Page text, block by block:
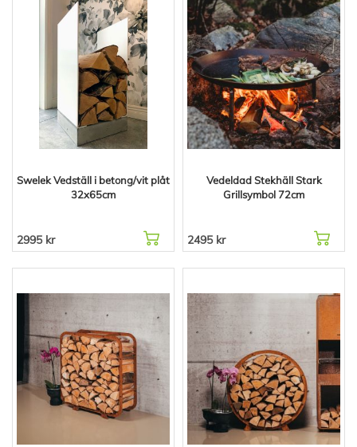
Swelek Vedställ i betong/vit plåt
32x65cm
2995 kr
Vedeldad Stekhäll Stark
Grillsymbol 72cm
2495 kr